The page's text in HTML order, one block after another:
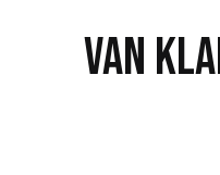
Van